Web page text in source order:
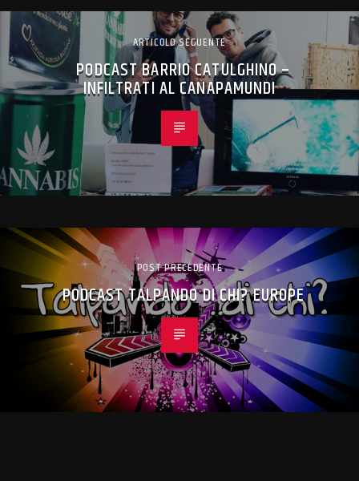
ARTICOLO SEGUENTE
PODCAST BARRIO CATULGHINO –
INFILTRATI AL CANAPAMUNDI
POST PRECEDENTE
PODCAST TALPANDO DI CHI? EUROPE